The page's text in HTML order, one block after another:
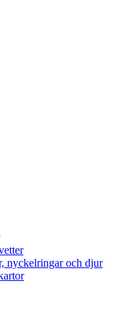
nyckelringar och djur